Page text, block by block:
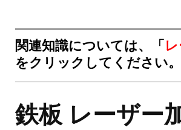
関連知識については、「
をクリックしてください。
鉄板 レーザー